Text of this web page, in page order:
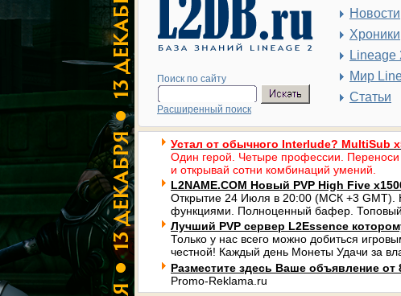
Поиск по сайту
Расширенный поиск
Новости
Хроники
Lineage
Мир
Статьи
Устал от обычного Interlude? MultiSub
Один герой. Четыре профессии. Переноси
и открывай сотни комбинаций умений.
L2NAME.COM Новый PVP High Five
Открытие 24 Июля в 20:00 (МСК +3 GMT).
функциями. Полноценный бафер. Топовый
Лучший PVP сервер L2Essence
Только у нас всего можно добиться
честной! Каждый день Монеты Удачи за
Разместите здесь Ваше объявление от
Promo-Reklama.ru